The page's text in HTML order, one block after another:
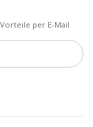
per E-Mail